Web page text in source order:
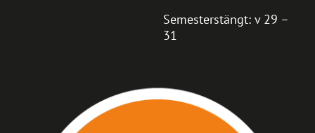
Semesterstängt: v 29 –
31